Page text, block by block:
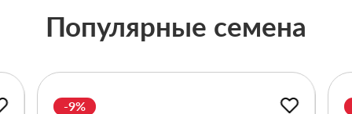
Популярные семена
-9%